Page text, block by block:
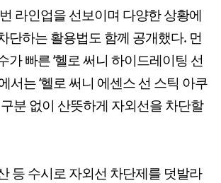
번 라인업을 선보이며 다양한 상황에
단하는 활용법도 함께 공개했다. 먼
가 빠른 ‘헬로 써니 하이드레이팅 선
서는 ‘헬로 써니 에센스 선 스틱 아쿠
구분 없이 산뜻하게 자외선을 차단할
등 수시로 자외선 차단제를 덧발라